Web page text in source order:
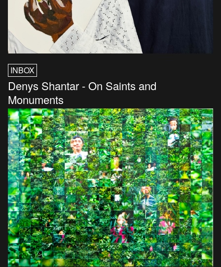
INBOX
Denys Shantar - On Saints and
Monuments